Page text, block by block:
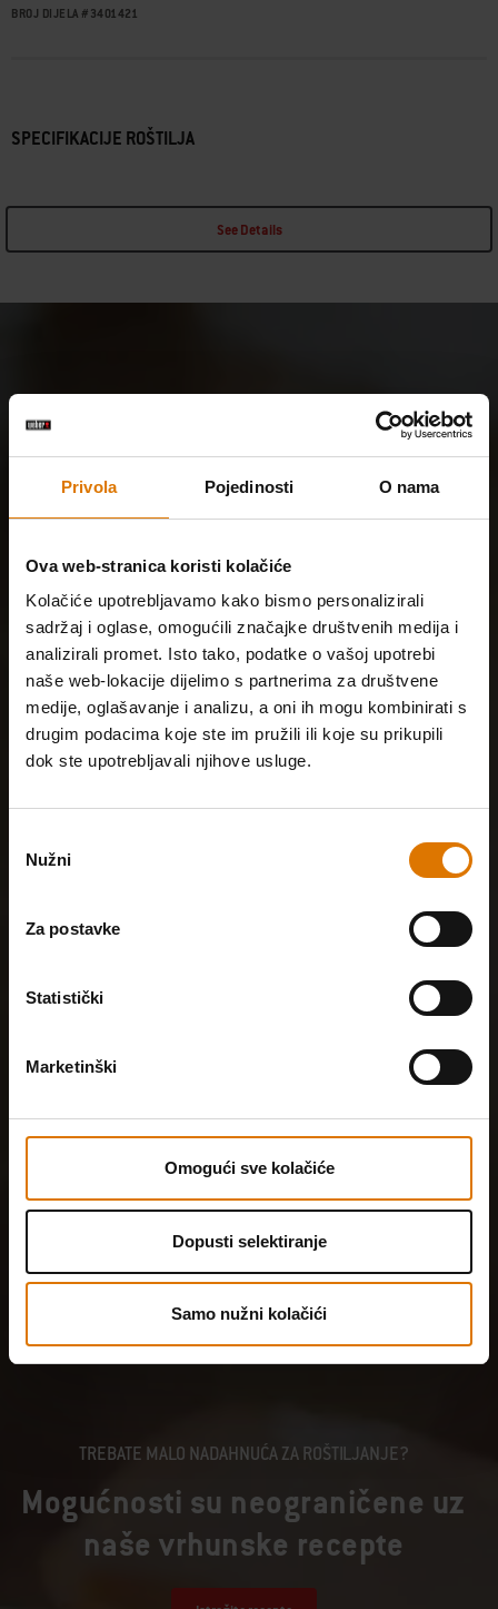
Privola Pojedinosti O nama
Ova web-stranica koristi kolačiće
Kolačiće upotrebljavamo kako bismo personalizirali
sadržaj i oglase, omogućili značajke društvenih medija i
analizirali promet. Isto tako, podatke o vašoj upotrebi
naše web-lokacije dijelimo s partnerima za društvene
medije, oglašavanje i analizu, a oni ih mogu kombinirati s
drugim podacima koje ste im pružili ili koje su prikupili
dok ste upotrebljavali njihove usluge.
pristanka
Nužni
Za postavke
Statistički
Marketinški
Omogući sve kolačiće
Dopusti selektiranje
Samo nužni kolačići
s kolicima
BROJ DIJELA # 3401421
SPECIFIKACIJE ROŠTILJA
See Details
TREBATE MALO NADAHNUĆA ZA ROŠTILJANJE?
Mogućnosti su neograničene uz
naše vrhunske recepte